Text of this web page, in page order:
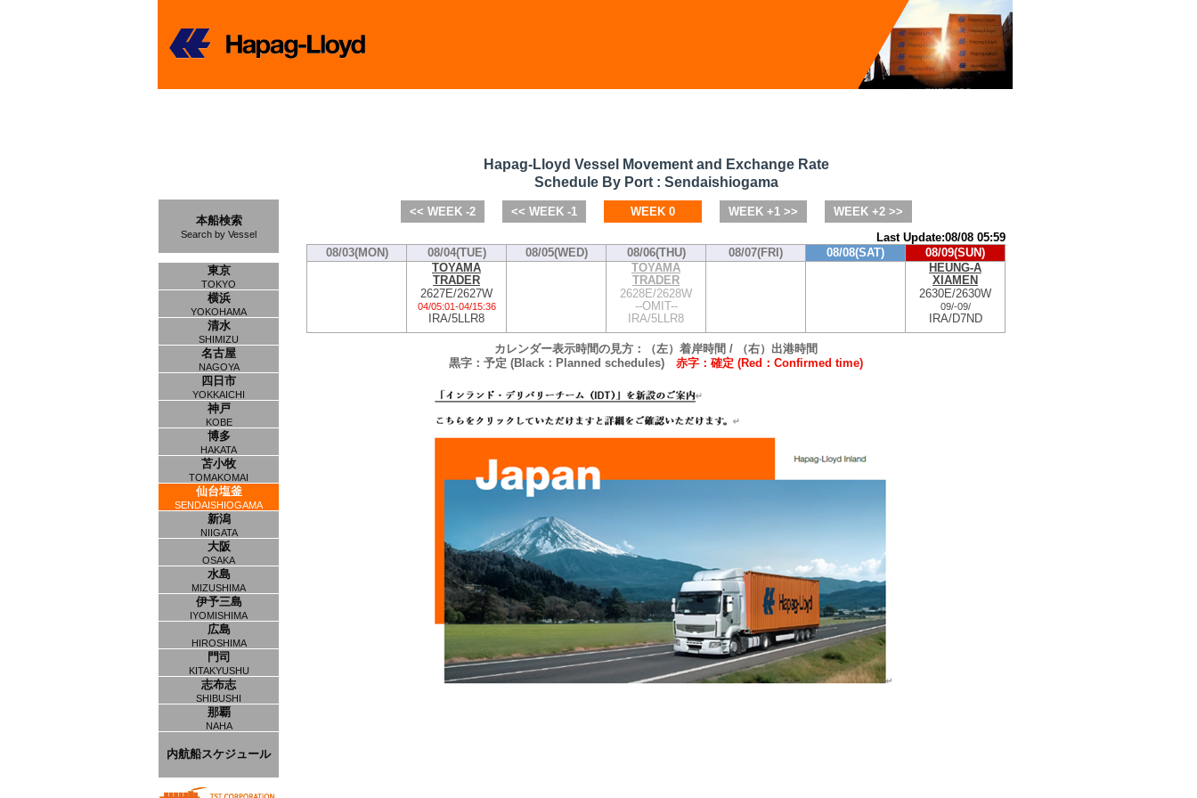
本船検索
Search by Vessel
東京
TOKYO
横浜
YOKOHAMA
清水
SHIMIZU
名古屋
NAGOYA
四日市
YOKKAICHI
神戸
KOBE
博多
HAKATA
苫小牧
TOMAKOMAI
仙台塩釜
SENDAISHIOGAMA
新潟
NIIGATA
大阪
OSAKA
水島
MIZUSHIMA
伊予三島
IYOMISHIMA
広島
HIROSHIMA
門司
KITAKYUSHU
志布志
SHIBUSHI
那覇
NAHA
内航船スケジュール
Hapag-Lloyd Vessel Movement and Exchange Rate
Schedule By Port : Sendaishiogama
<< WEEK -2 << WEEK -1 WEEK 0 WEEK +1 >>
WEEK +2 >>
Last Update:08/08 05:59
08/03(MON)
08/04(TUE) 08/05(WED) 08/06(THU) 08/07(FRI) 08/08(SAT)
08/09(SUN)
TOYAMA
TRADER
2627E/2627W
04/05:01-04/15:36
IRA/5LLR8
TOYAMA
TRADER
2628E/2628W
--OMIT--
IRA/5LLR8
HEUNG-A
XIAMEN
2630E/2630W
09/-09/
IRA/D7ND
カレンダー表示時間の見方：（左）着岸時間 / （右）出港時間
黒字：予定 (Black：Planned schedules) 赤字：確定 (Red：Confirmed time)